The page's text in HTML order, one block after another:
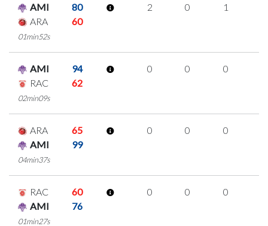
AMI
80
ARA
60
01min52s
2 0 1
AMI
94
RAC
62
02min09s
0 0 0
ARA
65
AMI
99
04min37s
0 0 0
RAC
60
AMI
76
01min27s
0 0 0